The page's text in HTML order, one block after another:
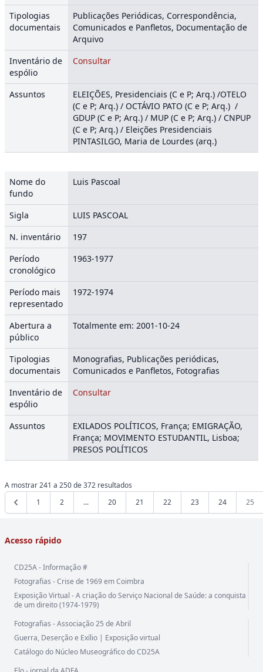
Tipologias
documentais
Publicações Periódicas, Correspondência,
Comunicados e Panfletos, Documentação de
Arquivo
Inventário de
espólio
Consultar
Assuntos
ELEIÇÕES, Presidenciais (C e P; Arq.) /OTELO
(C e P; Arq.) / OCTÁVIO PATO (C e P; Arq.) /
GDUP (C e P; Arq.) / MUP (C e P; Arq.) / CNPUP
(C e P; Arq.) / Eleições Presidenciais
PINTASILGO, Maria de Lourdes (arq.)
Nome do
fundo
Luis Pascoal
Sigla
LUIS PASCOAL
N. inventário
197
Período
cronológico
1963-1977
Período mais
representado
1972-1974
Abertura a
público
Totalmente em: 2001-10-24
Tipologias
documentais
Monografias, Publicações periódicas,
Comunicados e Panfletos, Fotografias
Inventário de
espólio
Consultar
Assuntos
EXILADOS POLÍTICOS, França; EMIGRAÇÃO,
França; MOVIMENTO ESTUDANTIL, Lisboa;
PRESOS POLÍTICOS
A mostrar241 a 250de372 resultados
1
2 ... 20 21 22 23 24 25
Acesso rápido
CD25A - Informação #
Fotografias - Crise de 1969 em Coimbra
Exposição Virtual - A criação do Serviço Nacional de Saúde: a conquista
de um direito (1974-1979)
Fotografias - Associação 25 de Abril
Guerra, Deserção e Exílio | Exposição virtual
Catálogo do Núcleo Museográfico do CD25A